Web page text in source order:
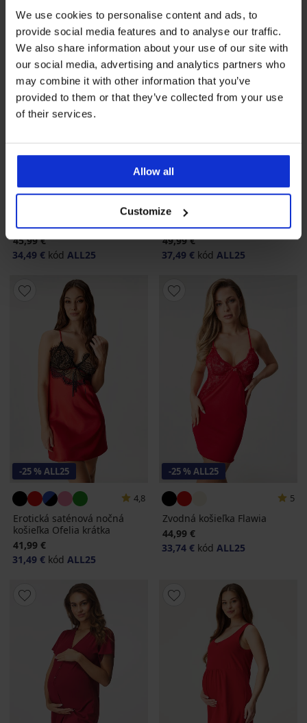
We use cookies to personalise content and ads, to
provide social media features and to analyse our traffic.
We also share information about your use of our site with
our social media, advertising and analytics partners who
may combine it with other information that you’ve
provided to them or that they’ve collected from your use
of their services.
Allow all
Customize
5
Belinda
45,99 €
34,49 € kód ALL25
-25 % ALL25
4,6
Erotická nočná košieľka Tora
krátka
49,99 €
37,49 € kód ALL25
-25 % ALL25
4,8
Erotická saténová nočná
košieľka Ofelia krátka
41,99 €
31,49 € kód ALL25
-25 % ALL25
5
Zvodná košieľka Flawia
44,99 €
33,74 € kód ALL25